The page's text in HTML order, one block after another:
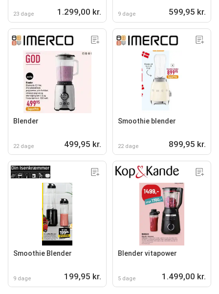
23 dage 1.299,00 kr. 9 dage 599,95 kr.
Blender
22 dage 499,95 kr.
Smoothie blender
22 dage 899,95 kr.
Smoothie Blender
9 dage 199,95 kr.
Blender vitapower
5 dage 1.499,00 kr.